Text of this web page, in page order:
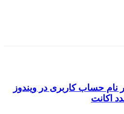
نام حساب کاربری در ویندوز
اکانت